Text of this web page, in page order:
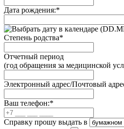
Дата рождения:*
Степень родства*
Отчетный период
(год обращения за медицинской
Электронный адрес/Почтовый
Ваш телефон:*
Справку прошу выдать в